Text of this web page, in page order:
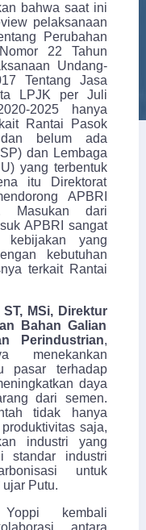
bahwa saat ini
pelaksanaan
Perubahan
22 Tahun
Undang-
Tentang Jasa
LPJK per Juli
2025 hanya
Rantai Pasok
belum ada
dan Lembaga
yang terbentuk
itu Direktorat
APBRI
Masukan dari
APBRI sangat
kebijakan yang
kebutuhan
terkait Rantai
MSi, Direktur
Bahan Galian
Perindustrian,
menekankan
pasar terhadap
daya
dari semen.
tidak hanya
saja,
industri yang
standar industri
untuk
ujar Putu.
Yoppi kembali
antara